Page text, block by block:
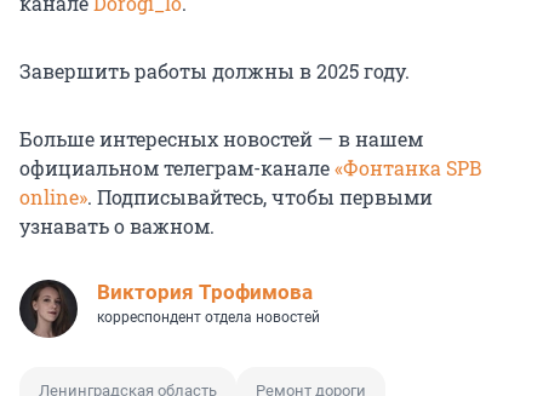
Завершить работы должны в 2025 году.
Больше интересных новостей — в нашем
официальном телеграм-канале«Фонтанка SPB
online». Подписывайтесь, чтобы первыми
узнавать о важном.
Виктория Трофимова
корреспондент отдела новостей
Ленинградская область Ремонт дороги